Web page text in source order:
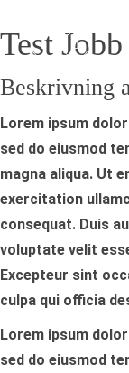
Test
Beskrivning
Lorem ipsum
sed do eiusmod
magna aliqua. Ut
exercitation
consequat. Duis
voluptate velit
Excepteur sint
culpa qui officia
Lorem ipsum
sed do eiusmod